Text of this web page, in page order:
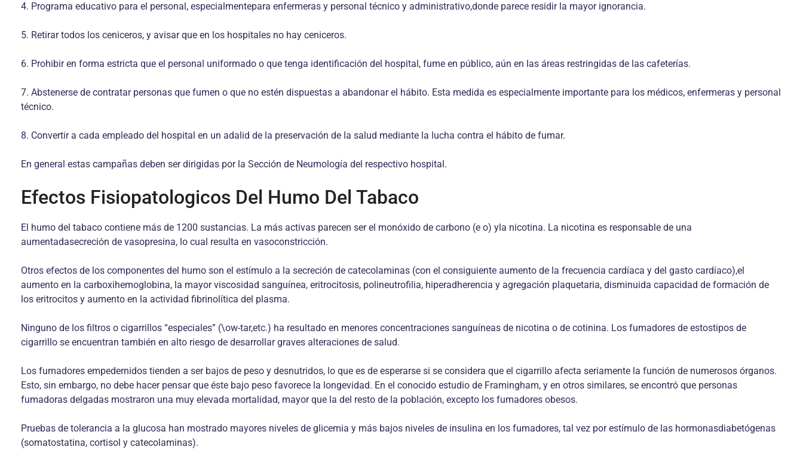
4. Programa educativo para el personal, especialmentepara enfermeras y personal técnico y administrativo,donde parece residir la mayor ignorancia.
5. Retirar todos los ceniceros, y avisar que en los hospitales no hay ceniceros.
6. Prohibir en forma estricta que el personal uniformado o que tenga identificación del hospital, fume en público, aún en las áreas restringidas de las cafeterías.
7. Abstenerse de contratar personas que fumen o que no estén dispuestas a abandonar el hábito. Esta medida es especialmente importante para los médicos, enfermeras y personal
técnico.
8. Convertir a cada empleado del hospital en un adalid de la preservación de la salud mediante la lucha contra el hábito de fumar.
En general estas campañas deben ser dirigidas por la Sección de Neumología del respectivo hospital.
Efectos Fisiopatologicos Del Humo Del Tabaco
El humo del tabaco contiene más de 1200 sustancias. La más activas parecen ser el monóxido de carbono (e o) yla nicotina. La nicotina es responsable de una
aumentadasecreción de vasopresina, lo cual resulta en vasoconstricción.
Otros efectos de los componentes del humo son el estímulo a la secreción de catecolaminas (con el consiguiente aumento de la frecuencia cardíaca y del gasto cardíaco),el
aumento en la carboxihemoglobina, la mayor viscosidad sanguínea, eritrocitosis, polineutrofilia, hiperadherencia y agregación plaquetaria, disminuida capacidad de formación de
los eritrocitos y aumento en la actividad fibrinolítica del plasma.
Ninguno de los filtros o cigarrillos “especiales” (\ow-tar,etc.) ha resultado en menores concentraciones sanguíneas de nicotina o de cotinina. Los fumadores de estostipos de
cigarrillo se encuentran también en alto riesgo de desarrollar graves alteraciones de salud.
Los fumadores empedernidos tienden a ser bajos de peso y desnutridos, lo que es de esperarse si se considera que el cigarrillo afecta seriamente la función de numerosos órganos.
Esto, sin embargo, no debe hacer pensar que éste bajo peso favorece la longevidad. En el conocido estudio de Framingham, y en otros similares, se encontró que personas
fumadoras delgadas mostraron una muy elevada mortalidad, mayor que la del resto de la población, excepto los fumadores obesos.
Pruebas de tolerancia a la glucosa han mostrado mayores niveles de glicemia y más bajos niveles de insulina en los fumadores, tal vez por estímulo de las hormonasdiabetógenas
(somatostatina, cortisol y catecolaminas).